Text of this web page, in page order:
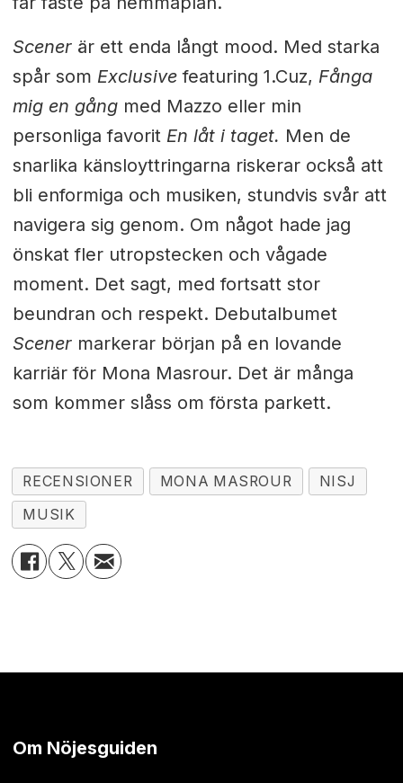
Scenerär ett enda långt mood. Med starka
spår som Exclusivefeaturing 1.Cuz, Fånga
mig en gång med Mazzo eller min
personliga favorit En låt i taget. Men de
snarlika känsloyttringarna riskerar också att
bli enformiga och musiken, stundvis svår att
navigera sig genom. Om något hade jag
önskat fler utropstecken och vågade
moment. Det sagt, med fortsatt stor
beundran och respekt. Debutalbumet
Scenermarkerar början på en lovande
karriär för Mona Masrour. Det är många
som kommer slåss om första parkett.
RECENSIONER MONA MASROUR
NISJ
MUSIK
Om Nöjesguiden